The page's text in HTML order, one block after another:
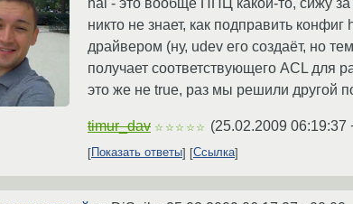
никто не знает, как подправить
драйвером (ну, udev его создаёт, но
получает соответствующего ACL для
это же не true, раз мы решили другой
timur_dav ☆☆☆☆☆ (25.02.2009 06:19:37
Показать ответы Ссылка